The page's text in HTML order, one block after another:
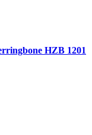
HZB 1201